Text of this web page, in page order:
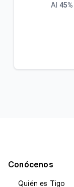
Al 45%
Conócenos
Quién es Tigo